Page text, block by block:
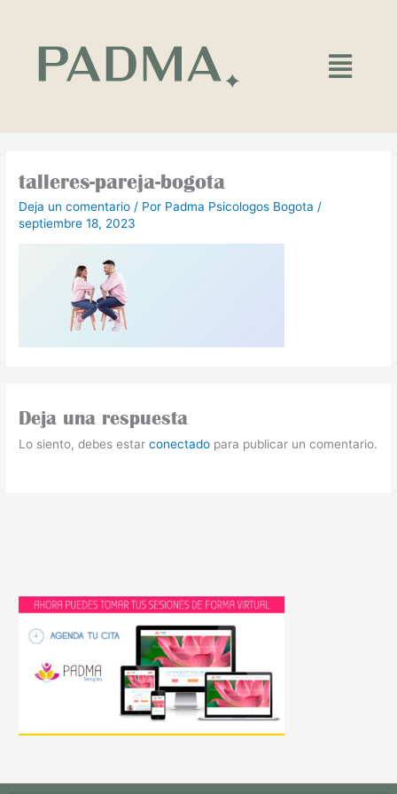
contenido
Main
Menu
talleres-pareja-bogota
Deja un comentario / Por Padma Psicologos Bogota /
septiembre 18, 2023
Deja una respuesta
Lo siento, debes estarconectado para publicar un comentario.